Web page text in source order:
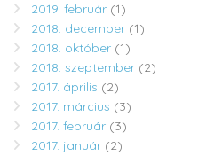
2019. február (1)
2018. december (1)
2018. október (1)
2018. szeptember (2)
2017. április (2)
2017. március (3)
2017. február (3)
2017. január (2)